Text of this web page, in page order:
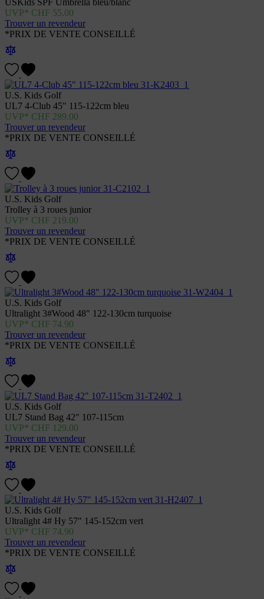
USKids SPF Umbrella bleu/blanc
CHF 55.00
Trouver un revendeur
*PRIX DE VENTE CONSEILLÉ
U.S. Kids Golf
UL7 4-Club 45" 115-122cm bleu
CHF 289.00
Trouver un revendeur
*PRIX DE VENTE CONSEILLÉ
U.S. Kids Golf
Trolley à 3 roues junior
CHF 219.00
Trouver un revendeur
*PRIX DE VENTE CONSEILLÉ
U.S. Kids Golf
Ultralight 3#Wood 48" 122-130cm turquoise
CHF 74.90
Trouver un revendeur
*PRIX DE VENTE CONSEILLÉ
U.S. Kids Golf
UL7 Stand Bag 42" 107-115cm
CHF 129.00
Trouver un revendeur
*PRIX DE VENTE CONSEILLÉ
U.S. Kids Golf
Ultralight 4# Hy 57" 145-152cm vert
CHF 74.90
Trouver un revendeur
*PRIX DE VENTE CONSEILLÉ